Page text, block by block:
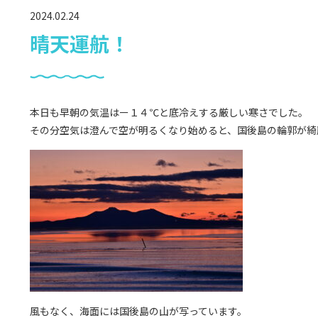
2024.02.24
晴天運航！
本日も早朝の気温はー１４℃と底冷えする厳しい寒さでした。
その分空気は澄んで空が明るくなり始めると、国後島の輪郭が綺
風もなく、海面には国後島の山が写っています。